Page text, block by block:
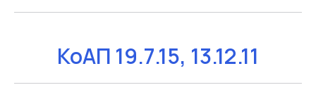
КоАП 19.7.15, 13.12.11